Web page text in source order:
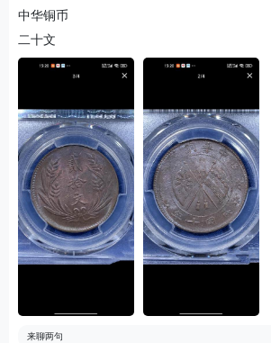
中华铜币
二十文
来聊两句